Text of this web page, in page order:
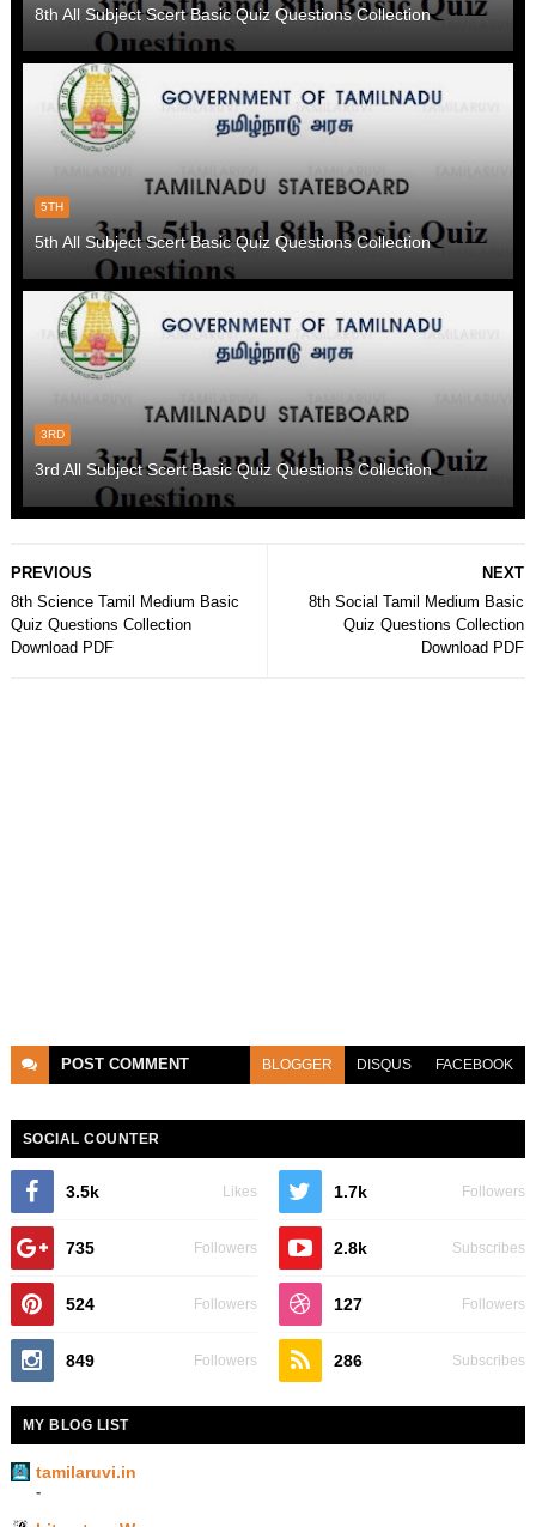
8th All Subject Scert Basic Quiz Questions Collection
5TH
5th All Subject Scert Basic Quiz Questions Collection
3RD
3rd All Subject Scert Basic Quiz Questions Collection
NEXT
8th Social Tamil Medium Basic
Quiz Questions Collection
Download PDF
PREVIOUS
8th Science Tamil Medium Basic
Quiz Questions Collection
Download PDF
POST COMMENT BLOGGER DISQUS FACEBOOK
SOCIAL COUNTER
3.5k Likes 1.7k Followers
735 Followers 2.8k Subscribes
524 Followers 127 Followers
849 Followers 286 Subscribes
MY BLOG LIST
tamilaruvi.in
-